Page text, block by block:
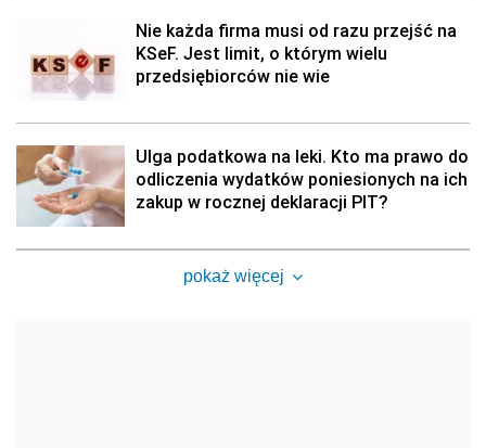
Nie każda firma musi od razu przejść na
KSeF. Jest limit, o którym wielu
przedsiębiorców nie wie
Ulga podatkowa na leki. Kto ma prawo do
odliczenia wydatków poniesionych na ich
zakup w rocznej deklaracji PIT?
pokaż więcej